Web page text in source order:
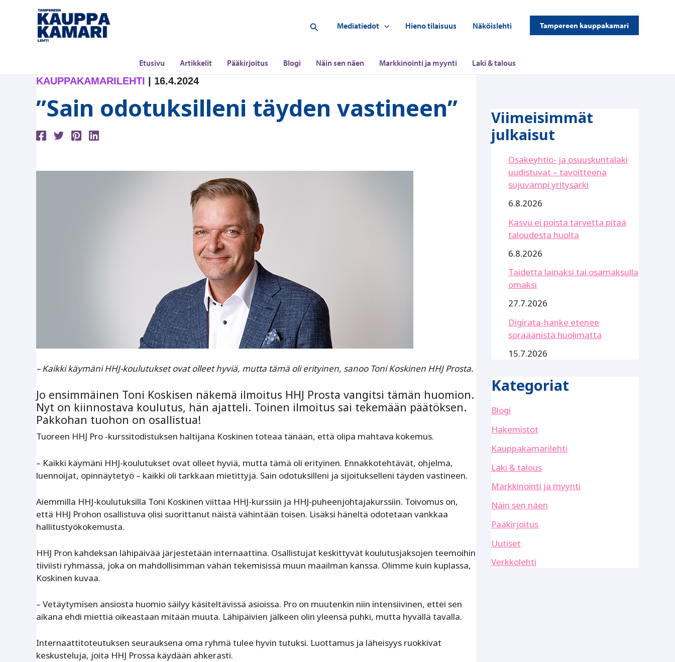
Hae Mediatiedot Hieno tilaisuus Näköislehti Tampereen kauppakamari
Etusivu Artikkelit Pääkirjoitus Blogi Näin sen näen Markkinointi ja myynti Laki & talous
KAUPPAKAMARILEHTI | 16.4.2024
”Sain odotuksilleni täyden vastineen”
– Kaikki käymäni HHJ-koulutukset ovat olleet hyviä, mutta tämä oli erityinen, sanoo Toni Koskinen HHJ Prosta.
Jo ensimmäinen Toni Koskisen näkemä ilmoitus HHJ Prosta vangitsi tämän huomion.
Nyt on kiinnostava koulutus, hän ajatteli. Toinen ilmoitus sai tekemään päätöksen.
Pakkohan tuohon on osallistua!
Tuoreen HHJ Pro -kurssitodistuksen haltijana Koskinen toteaa tänään, että olipa mahtava kokemus.
– Kaikki käymäni HHJ-koulutukset ovat olleet hyviä, mutta tämä oli erityinen. Ennakkotehtävät, ohjelma,
luennoijat, opinnäytetyö – kaikki oli tarkkaan mietittyjä. Sain odotuksilleni ja sijoitukselleni täyden vastineen.
Aiemmilla HHJ-koulutuksilla Toni Koskinen viittaa HHJ-kurssiin ja HHJ-puheenjohtajakurssiin. Toivomus on,
että HHJ Prohon osallistuva olisi suorittanut näistä vähintään toisen. Lisäksi häneltä odotetaan vankkaa
hallitustyökokemusta.
HHJ Pron kahdeksan lähipäivää järjestetään internaattina. Osallistujat keskittyvät koulutusjaksojen teemoihin
tiiviisti ryhmässä, joka on mahdollisimman vähän tekemisissä muun maailman kanssa. Olimme kuin kuplassa,
Koskinen kuvaa.
– Vetäytymisen ansiosta huomio säilyy käsiteltävissä asioissa. Pro on muutenkin niin intensiivinen, ettei sen
aikana ehdi miettiä oikeastaan mitään muuta. Lähipäivien jälkeen olin yleensä puhki, mutta hyvällä tavalla.
Internaattitoteutuksen seurauksena oma ryhmä tulee hyvin tutuksi. Luottamus ja läheisyys ruokkivat
keskusteluja, joita HHJ Prossa käydään ahkerasti.
Viimeisimmät
julkaisut
Osakeyhtiö- ja osuuskuntalaki
uudistuvat – tavoitteena
sujuvampi yritysarki
6.8.2026
Kasvu ei poista tarvetta pitää
taloudesta huolta
6.8.2026
Taidetta lainaksi tai osamaksulla
omaksi
27.7.2026
Digirata-hanke etenee
soraäänistä huolimatta
15.7.2026
Kategoriat
Blogi
Hakemistot
Kauppakamarilehti
Laki & talous
Markkinointi ja myynti
Näin sen näen
Pääkirjoitus
Uutiset
Verkkolehti